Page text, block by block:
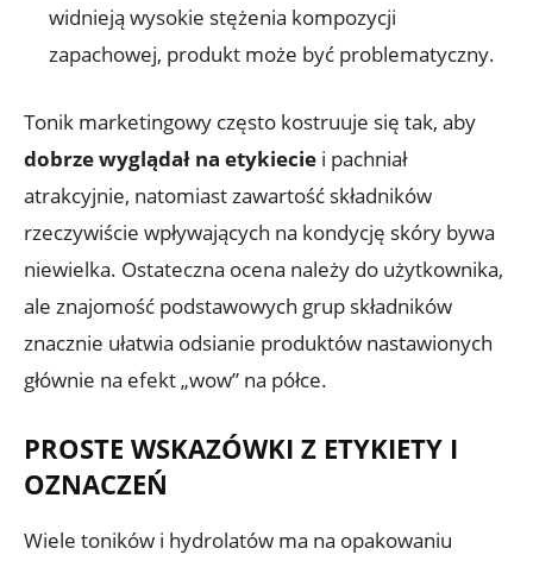
widnieją wysokie stężenia kompozycji
zapachowej, produkt może być problematyczny.
Tonik marketingowy często kostruuje się tak, aby
dobrze wyglądał na etykiecie i pachniał
atrakcyjnie, natomiast zawartość składników
rzeczywiście wpływających na kondycję skóry bywa
niewielka. Ostateczna ocena należy do użytkownika,
ale znajomość podstawowych grup składników
znacznie ułatwia odsianie produktów nastawionych
głównie na efekt „wow” na półce.
PROSTE WSKAZÓWKI Z ETYKIETY I
OZNACZEŃ
Wiele toników i hydrolatów ma na opakowaniu